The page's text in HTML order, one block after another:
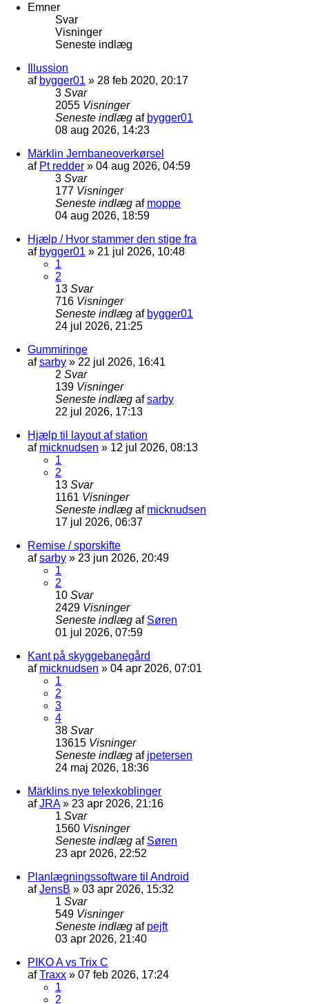
Emner
Svar
Visninger
Seneste indlæg
Illussion
af bygger01 » 28 feb 2020, 20:17
3 Svar
2055 Visninger
Seneste indlæg af bygger01
08 aug 2026, 14:23
Märklin Jernbaneoverkørsel
af Pt redder » 04 aug 2026, 04:59
3 Svar
177 Visninger
Seneste indlæg af moppe
04 aug 2026, 18:59
Hjælp / Hvor stammer den stige fra
af bygger01 » 21 jul 2026, 10:48
1
2
13 Svar
716 Visninger
Seneste indlæg af bygger01
24 jul 2026, 21:25
Gummiringe
afsarby » 22 jul 2026, 16:41
2 Svar
139 Visninger
Seneste indlæg afsarby
22 jul 2026, 17:13
Hjælp til layout af station
af micknudsen » 12 jul 2026, 08:13
1
2
13 Svar
1161 Visninger
Seneste indlæg af micknudsen
17 jul 2026, 06:37
Remise / sporskifte
afsarby » 23 jun 2026, 20:49
1
2
10 Svar
2429 Visninger
Seneste indlæg af Søren
01 jul 2026, 07:59
Kant på skyggebanegård
af micknudsen » 04 apr 2026, 07:01
1
2
3
4
38 Svar
13615 Visninger
Seneste indlæg af jpetersen
24 maj 2026, 18:36
Märklins nye telexkoblinger
afJRA» 23 apr 2026, 21:16
1 Svar
1560 Visninger
Seneste indlæg af Søren
23 apr 2026, 22:52
Planlægningssoftware til Android
afJensB » 03 apr 2026, 15:32
1 Svar
549 Visninger
Seneste indlæg af pejft
03 apr 2026, 21:40
PIKO A vs Trix C
afTraxx » 07 feb 2026, 17:24
1
2